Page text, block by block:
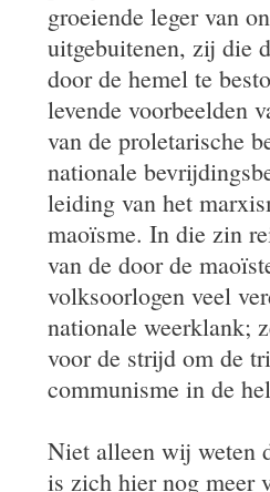
groeiende leger van
uitgebuitenen, zij die
door de hemel te
levende voorbeelden
van de proletarische
nationale
leiding van het
maoïsme. In die zin
van de door de
volksoorlogen veel
nationale weerklank;
voor de strijd om de
communisme in de
Niet alleen wij weten
is zich hier nog meer